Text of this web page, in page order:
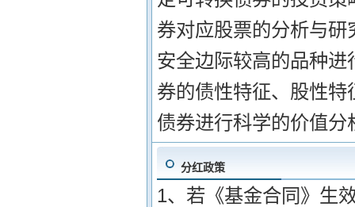
券对应股票的分析与
安全边际较高的品种
券的债性特征、股性
债券进行科学的价值分
分红政策
1、若《基金合同》生